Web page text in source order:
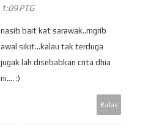
1:09 PTG
nasib bait kat sarawak..mgrib
awal sikit...kalau tak terduga
jugak lah disebabkan crita dhia
ni.... :)
Balas